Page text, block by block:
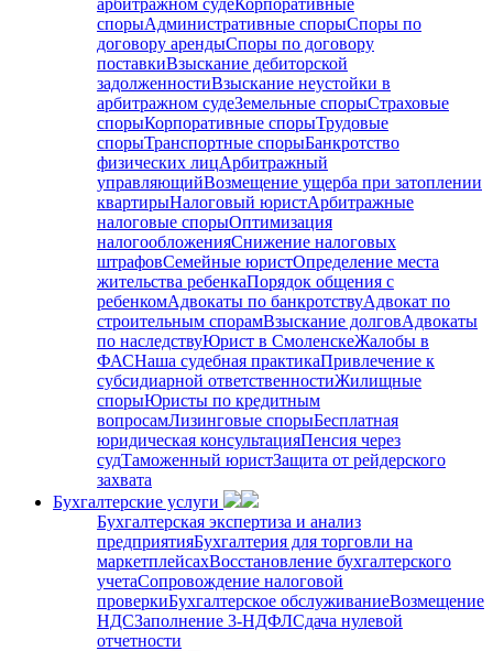
арбитражном судеКорпоративные
спорыАдминистративные спорыСпоры по
договору арендыСпоры по договору
поставкиВзыскание дебиторской
задолженностиВзыскание неустойки в
арбитражном судеЗемельные спорыСтраховые
спорыКорпоративные спорыТрудовые
спорыТранспортные спорыБанкротство
физических лицАрбитражный
управляющийВозмещение ущерба при затоплении
квартирыНалоговый юристАрбитражные
налоговые спорыОптимизация
налогообложенияСнижение налоговых
штрафовСемейные юристОпределение места
жительства ребенкаПорядок общения с
ребенкомАдвокаты по банкротствуАдвокат по
строительным спорамВзыскание долговАдвокаты
по наследствуЮрист в СмоленскеЖалобы в
ФАСНаша судебная практикаПривлечение к
субсидиарной ответственностиЖилищные
спорыЮристы по кредитным
вопросамЛизинговые спорыБесплатная
юридическая консультацияПенсия через
судТаможенный юристЗащита от рейдерского
захвата
Бухгалтерские услуги
Бухгалтерская экспертиза и анализ
предприятияБухгалтерия для торговли на
маркетплейсахВосстановление бухгалтерского
учетаСопровождение налоговой
проверкиБухгалтерское обслуживаниеВозмещение
НДСЗаполнение 3-НДФЛСдача нулевой
отчетности